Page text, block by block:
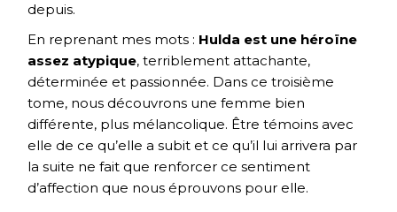
depuis.
En reprenant mes mots : Hulda est une héroïne
assez atypique, terriblement attachante,
déterminée et passionnée. Dans ce troisième
tome, nous découvrons une femme bien
différente, plus mélancolique. Être témoins avec
elle de ce qu’elle a subit et ce qu’il lui arrivera par
la suite ne fait que renforcer ce sentiment
d’affection que nous éprouvons pour elle.